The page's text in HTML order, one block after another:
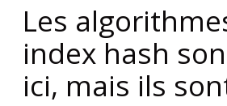
Les
index hash
ici, mais ils